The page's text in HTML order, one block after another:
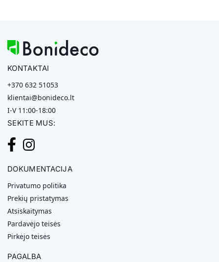
KONTAKTAI
+370 632 51053
klientai@bonideco.lt
I-V 11:00-18:00
SEKITE MUS:
DOKUMENTACIJA
Privatumo politika
Prekių pristatymas
Atsiskaitymas
Pardavėjo teisės
Pirkėjo teisės
PAGALBA